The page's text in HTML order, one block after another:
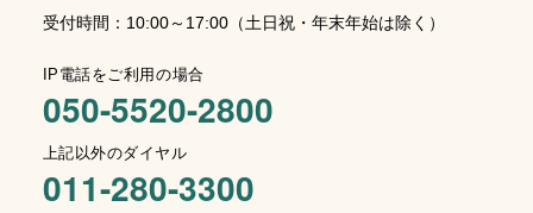
受付時間：10:00～17:00（土日祝・年末年始は除く）
IP電話をご利用の場合
050-5520-2800
上記以外のダイヤル
011-280-3300